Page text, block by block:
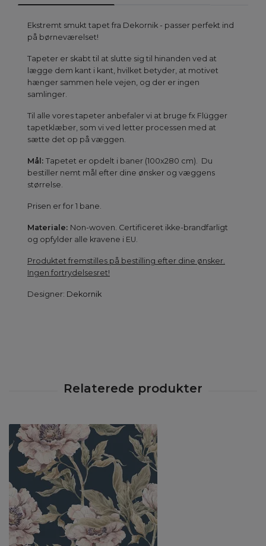
Ekstremt smukt tapet fra Dekornik - passer perfekt ind
på børneværelset!
Tapeter er skabt til at slutte sig til hinanden ved at
lægge dem kant i kant, hvilket betyder, at motivet
hænger sammen hele vejen, og der er ingen
samlinger.
Til alle vores tapeter anbefaler vi at bruge fx Flügger
tapetklæber, som vi ved letter processen med at
sætte det op på væggen.
Mål: Tapetet er opdelt i baner (100x280 cm). Du
bestiller nemt mål efter dine ønsker og væggens
størrelse.
Prisen er for 1 bane.
Materiale: Non-woven. Certificeret ikke-brandfarligt
og opfylder alle kravene i EU.
Produktet fremstilles på bestilling efter dine ønsker.
Ingen fortrydelsesret!
Designer: Dekornik